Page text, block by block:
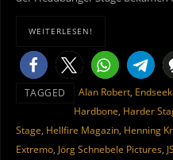
WEITERLESEN!
TAGGED Alan Robert,
Hardbone, Harder
Stage, Hellfire Magazin, Henning
Extremo, Jörg Schnebele Pictures,